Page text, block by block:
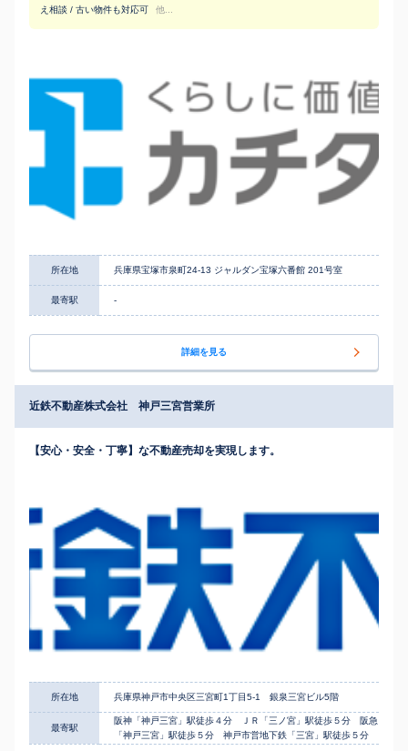
え相談 / 古い物件も対応可
他...
所在地 兵庫県宝塚市泉町24-13 ジャルダン宝塚六番館 201号室
最寄駅 -
詳細を見る
近鉄不動産株式会社 神戸三宮営業所
【安心・安全・丁寧】な不動産売却を実現します。
所在地 兵庫県神戸市中央区三宮町1丁目5-1 銀泉三宮ビル5階
最寄駅
阪神「神戸三宮」駅徒歩４分 ＪＲ「三ノ宮」駅徒歩５分 阪急
「神戸三宮」駅徒歩５分 神戸市営地下鉄「三宮」駅徒歩５分